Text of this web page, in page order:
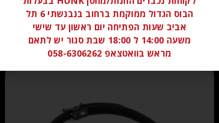
הוספה לסל
הבוס הגדול ממוקמת ברחוב בנבנשתי 6 תל
אביב שעות הפתיחה יום ראשון עד שישי
משעה 14:00 ל 18:00 שבת סגור יש לתאם
מראש בוואטצאפ 058-6306262